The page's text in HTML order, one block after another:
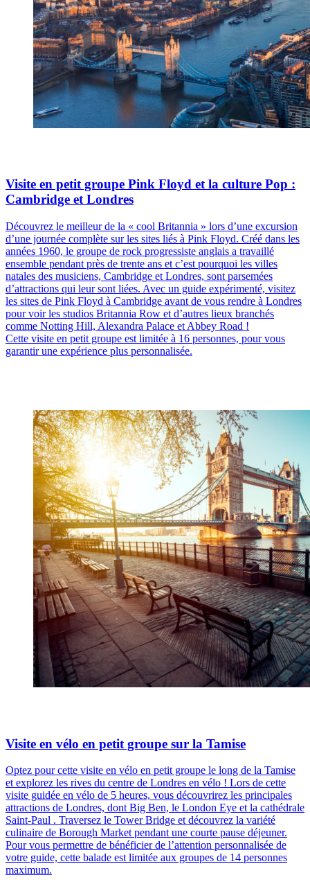
Visite en petit groupe Pink Floyd et la culture Pop :
Cambridge et Londres
Découvrez le meilleur de la « cool Britannia » lors d’une excursion
d’une journée complète sur les sites liés à Pink Floyd. Créé dans les
années 1960, le groupe de rock progressiste anglais a travaillé
ensemble pendant près de trente ans et c’est pourquoi les villes
natales des musiciens, Cambridge et Londres, sont parsemées
d’attractions qui leur sont liées. Avec un guide expérimenté, visitez
les sites de Pink Floyd à Cambridge avant de vous rendre à Londres
pour voir les studios Britannia Row et d’autres lieux branchés
comme Notting Hill, Alexandra Palace et Abbey Road !
Cette visite en petit groupe est limitée à 16 personnes, pour vous
garantir une expérience plus personnalisée.
Visite en vélo en petit groupe sur la Tamise
Optez pour cette visite en vélo en petit groupe le long de la Tamise
et explorez les rives du centre de Londres en vélo ! Lors de cette
visite guidée en vélo de 5 heures, vous découvrirez les principales
attractions de Londres, dont Big Ben, le London Eye et la cathédrale
Saint-Paul . Traversez le Tower Bridge et découvrez la variété
culinaire de Borough Market pendant une courte pause déjeuner.
Pour vous permettre de bénéficier de l’attention personnalisée de
votre guide, cette balade est limitée aux groupes de 14 personnes
maximum.